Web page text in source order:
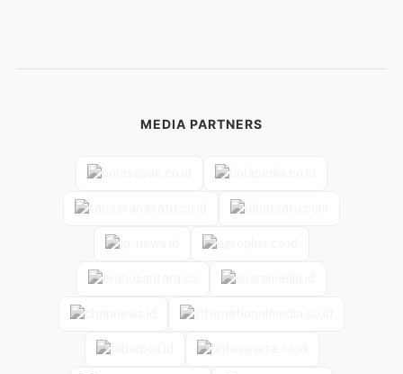
MEDIA PARTNERS